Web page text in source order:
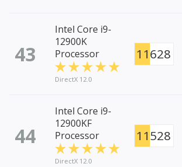
43
Intel Core i9-
12900K
Processor
DirectX 12.0
11628
44
Intel Core i9-
12900KF
Processor
DirectX 12.0
11528